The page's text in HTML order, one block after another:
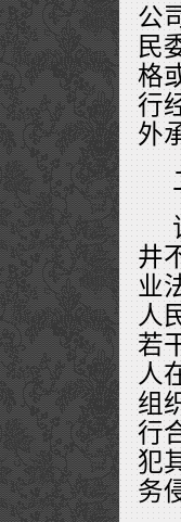
公
民
格
行
外
井
业
人
若
人
组
行
犯
务